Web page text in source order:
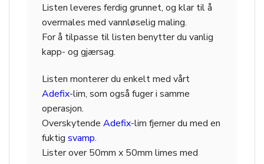
Listen leveres ferdig grunnet, og klar til å
overmales med vannløselig maling.
For å tilpasse til listen benytter du vanlig
kapp- og gjærsag.
Listen monterer du enkelt med vårt
Adefix-lim, som også fuger i samme
operasjon.
Overskytende Adefix-lim fjerner du med en
fuktig svamp.
Lister over 50mm x 50mm limes med